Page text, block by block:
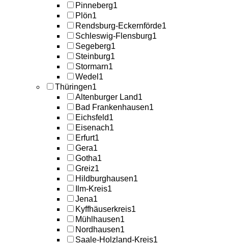
Pinneberg1
Plön1
Rendsburg-Eckernförde1
Schleswig-Flensburg1
Segeberg1
Steinburg1
Stormarn1
Wedel 1
Thüringen1
Altenburger Land1
Bad Frankenhausen1
Eichsfeld1
Eisenach1
Erfurt1
Gera1
Gotha1
Greiz1
Hildburghausen1
Ilm-Kreis1
Jena1
Kyffhäuserkreis1
Mühlhausen1
Nordhausen1
Saale-Holzland-Kreis1